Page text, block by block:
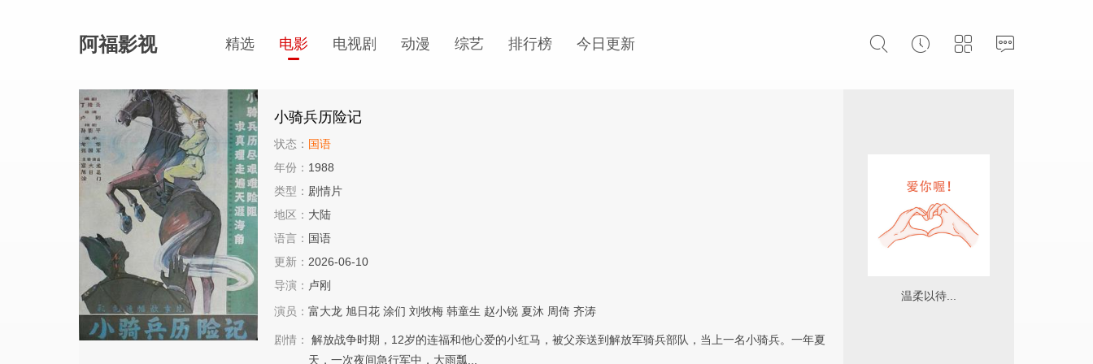
阿福影视 精选 电影 电视剧 动漫 综艺 排行榜 今日更新
小骑兵历险记
状态： 国语
年份： 1988
类型： 剧情片
地区： 大陆
语言： 国语
更新： 2026-06-10
导演： 卢刚
演员： 富大龙 旭日花 涂们 刘牧梅 韩童生 赵小锐 夏沐 周倚 齐涛
剧情：
解放战争时期，12岁的连福和他心爱的小红马，被父亲送到解放军骑兵部队，当上一名小骑兵。一年夏
天，一次夜间急行军中，大雨瓢...
温柔以待...